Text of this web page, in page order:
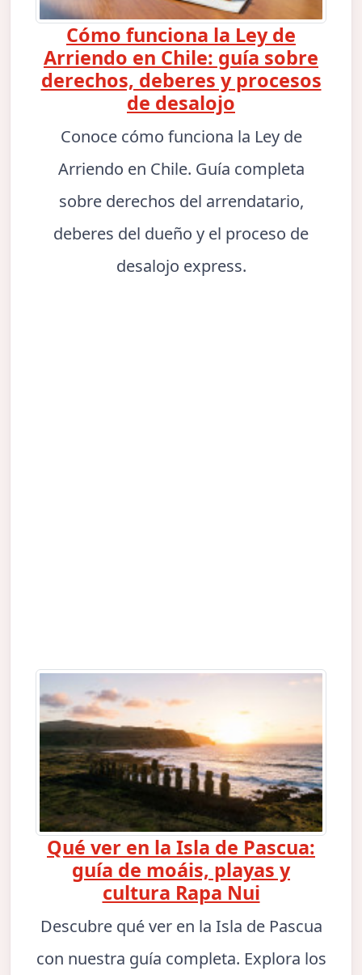
Cómo funciona la Ley de
Arriendo en Chile: guía sobre
derechos, deberes y procesos
de desalojo
Conoce cómo funciona la Ley de
Arriendo en Chile. Guía completa
sobre derechos del arrendatario,
deberes del dueño y el proceso de
desalojo express.
Qué ver en la Isla de Pascua:
guía de moáis, playas y
cultura Rapa Nui
Descubre qué ver en la Isla de Pascua
con nuestra guía completa. Explora los